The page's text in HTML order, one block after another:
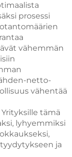
prosessi
vähemmän
netto-
vähentää
tämä
lyhyemmiksi
ja